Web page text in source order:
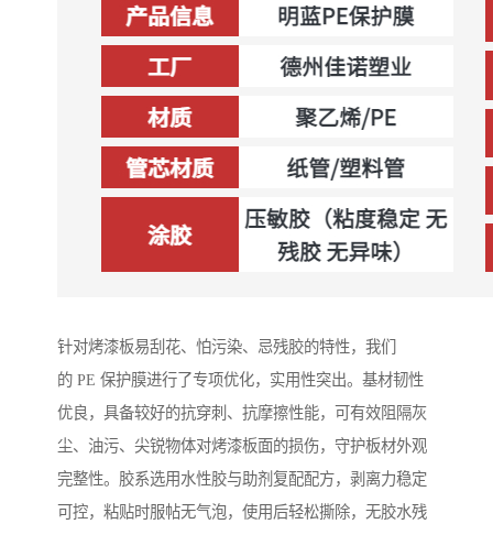
针对烤漆板易刮花、怕污染、忌残胶的特性，我们
的 PE 保护膜进行了专项优化，实用性突出。基材韧性
优良，具备较好的抗穿刺、抗摩擦性能，可有效阻隔灰
尘、油污、尖锐物体对烤漆板面的损伤，守护板材外观
完整性。胶系选用水性胶与助剂复配配方，剥离力稳定
可控，粘贴时服帖无气泡，使用后轻松撕除，无胶水残